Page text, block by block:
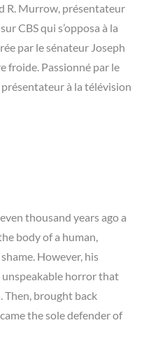
R. Murrow, présentateur
CBS qui s’opposa à la
par le sénateur Joseph
froide. Passionné par le
à la télévision
thousand years ago a
body of a human,
However, his
unspeakable horror that
Then, brought back
the sole defender of